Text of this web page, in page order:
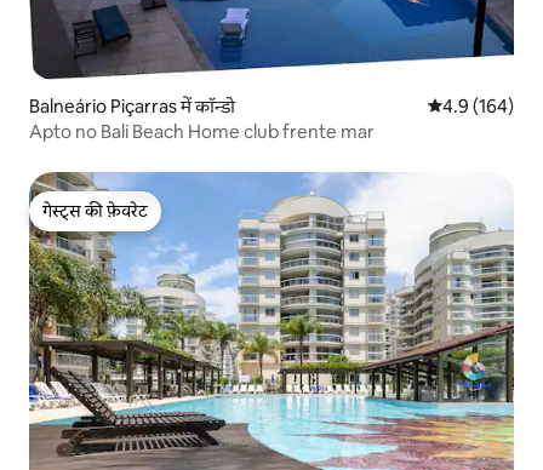
Balneário Piçarras में कॉन्डो औसत रेटिंग 5 में
4.9 (164)
Apto no Bali Beach Home club frente mar
गेस्ट्स की फ़ेवरेट
गेस्ट्स की फ़ेवरेट